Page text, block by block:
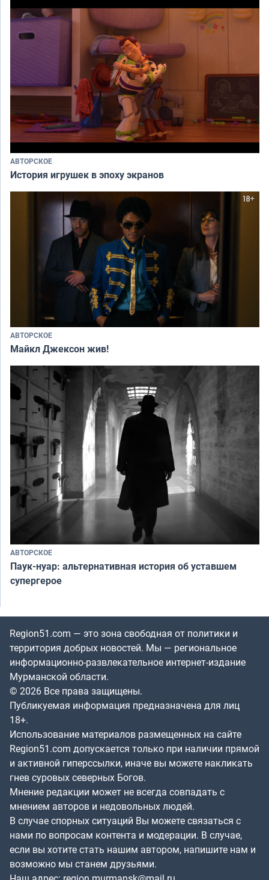
АВТОРСКОЕ
История игрушек в эпоху экранов
АВТОРСКОЕ
Майкл Джексон жив!
АВТОРСКОЕ
Паук-нуар: альтернативная история об уставшем
супергерое
Region51.com — это зона свободная от политики и
территория добрых новостей. Мы — региональное
информационно-развлекательное интернет-издание
Мурманской области.
© 2026 Все права защищены.
Публикуемая информация предназначена для лиц
18+.
Использование материалов размещенных на сайте
Region51.com допускается только при наличии прямой
и активной гиперссылки, иначе вы можете накликать
гнев суровых северных Богов.
Мнение редакции может не всегда совпадать с
мнением авторов и недовольных людей.
В случае спорных ситуаций Вы можете связаться с
нами по вопросам контента и модерации. В случае,
если вы хотите стать нашим автором, напишите нам и
возможно мы станем друзьями.